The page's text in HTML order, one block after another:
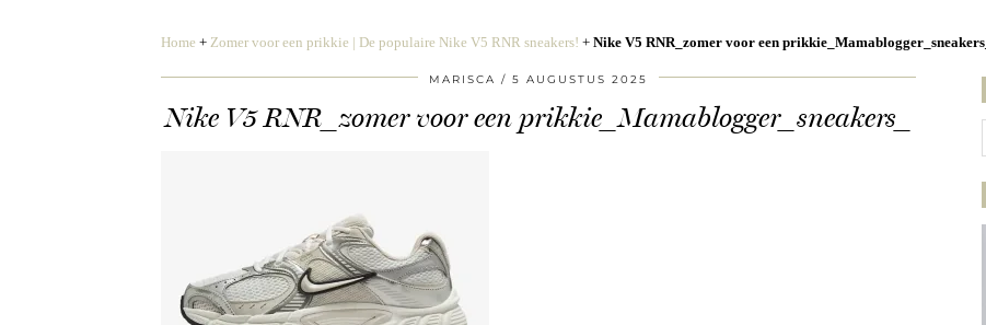
Home + Zomer voor een prikkie | De populaire Nike V5 RNR sneakers! + Nike V5 RNR_zomer voor een prikkie_Mamablogger_sneakers_
MARISCA 5 AUGUSTUS 2025
Nike V5 RNR_zomer voor een prikkie_Mamablogger_sneakers_